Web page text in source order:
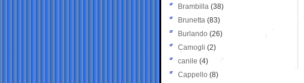
Brambilla (38)
Brunetta (83)
Burlando (26)
Camogli (2)
canile (4)
Cappello (8)